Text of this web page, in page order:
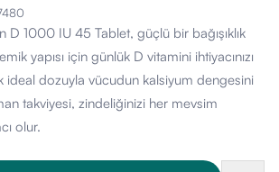
D 1000 IU 45 Tablet, güçlü bir bağışıklık
yapısı için günlük D vitamini ihtiyacınızı
ideal dozuyla vücudun kalsiyum dengesini
takviyesi, zindeliğinizi her mevsim
olur.